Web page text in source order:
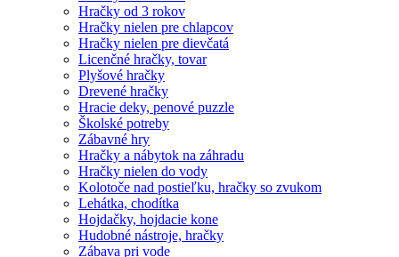
Hračky od 3 rokov
Hračky nielen pre chlapcov
Hračky nielen pre dievčatá
Licenčné hračky, tovar
Plyšové hračky
Drevené hračky
Hracie deky, penové puzzle
Školské potreby
Zábavné hry
Hračky a nábytok na záhradu
Hračky nielen do vody
Kolotoče nad postieľku, hračky so zvukom
Lehátka, chodítka
Hojdačky, hojdacie kone
Hudobné nástroje, hračky
Zábava pri vode